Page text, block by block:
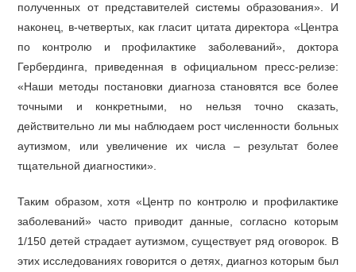
полученных от представителей системы образования». И
наконец, в-четвертых, как гласит цитата директора «Центра
по контролю и профилактике заболеваний», доктора
Гербердинга, приведенная в официальном пресс-релизе:
«Наши методы постановки диагноза становятся все более
точными и конкретными, но нельзя точно сказать,
действительно ли мы наблюдаем рост численности больных
аутизмом, или увеличение их числа – результат более
тщательной диагностики».
Таким образом, хотя «Центр по контролю и профилактике
заболеваний» часто приводит данные, согласно которым
1/150 детей страдает аутизмом, существует ряд оговорок. В
этих исследованиях говорится о детях, диагноз которым был